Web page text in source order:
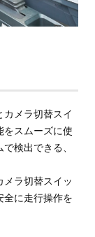
カメラ切替スイ
をスムーズに使
検出できる、
メラ切替スイッ
全に走行操作を